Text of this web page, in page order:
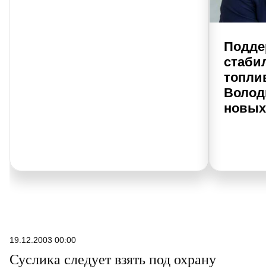
новых
19.12.2003 00:00
Суслика следует взять под охрану